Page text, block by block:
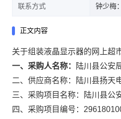
联系方式 钟少梅
正文内容
关于组装液晶显示器的网上超
一、采购人名称：
陆川县公安
二、供应商名称：
陆川县扬天
三、采购项目名称：
陆川县公
四、采购项目编号：